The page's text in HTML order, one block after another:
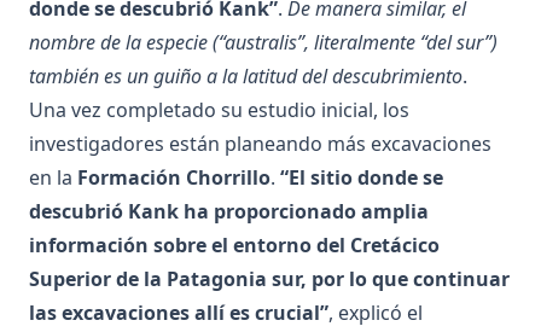
donde se descubrió Kank”. De manera similar, el
nombre de la especie (“australis”, literalmente “del sur”)
también es un guiño a la latitud del descubrimiento.
Una vez completado su estudio inicial, los
investigadores están planeando más excavaciones
en la Formación Chorrillo. “El sitio donde se
descubrió Kank ha proporcionado amplia
información sobre el entorno del Cretácico
Superior de la Patagonia sur, por lo que continuar
las excavaciones allí es crucial”, explicó el